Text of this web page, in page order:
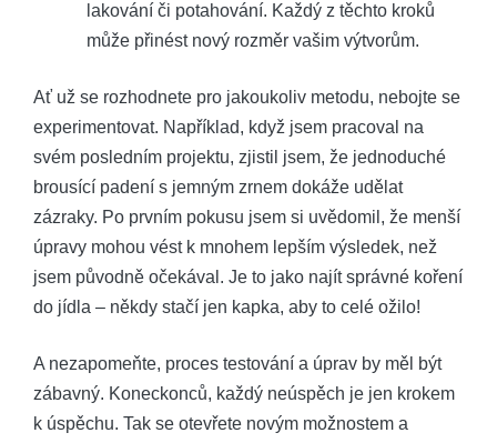
lakování či potahování. Každý z těchto kroků
může přinést nový rozměr vašim výtvorům.
Ať už se rozhodnete pro jakoukoliv metodu, nebojte se
experimentovat. Například, když jsem pracoval na
svém posledním projektu, zjistil jsem, že jednoduché
brousící padení s jemným zrnem dokáže udělat
zázraky. Po prvním pokusu jsem si uvědomil, že menší
úpravy mohou vést k mnohem lepším výsledek, než
jsem původně očekával. Je to jako najít správné koření
do jídla – někdy stačí jen kapka, aby to celé ožilo!
A nezapomeňte, proces testování a úprav by měl být
zábavný. Koneckonců, každý neúspěch je jen krokem
k úspěchu. Tak se otevřete novým možnostem a